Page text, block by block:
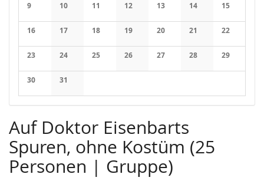
9
Keine Veranstaltungen
10
Keine Veranstaltungen
11
Keine Veranstaltungen
12
Keine Veranstaltungen
13
Keine Veranstaltungen
14
Keine
15
Keine
16
Keine Veranstaltungen
17
Keine Veranstaltungen
18
Keine Veranstaltungen
19
Keine Veranstaltungen
20
Keine Veranstaltungen
21
Keine
22
Keine
23
Keine Veranstaltungen
24
Keine Veranstaltungen
25
Keine Veranstaltungen
26
Keine Veranstaltungen
27
Keine Veranstaltungen
28
Keine
29
Keine
30
Keine Veranstaltungen
31
Keine Veranstaltungen
Auf Doktor Eisenbarts
Spuren, ohne Kostüm (25
Personen | Gruppe)